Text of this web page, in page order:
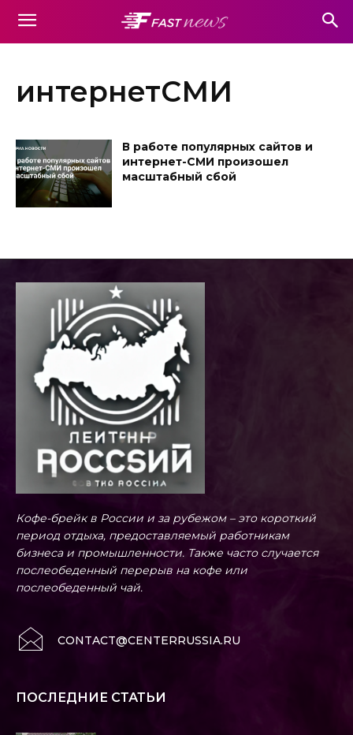
интернетСМИ
В работе популярных сайтов и
интернет-СМИ произошел
масштабный сбой
Кофе-брейк в России и за рубежом – это короткий
период отдыха, предоставляемый работникам
бизнеса и промышленности. Также часто случается
послеобеденный перерыв на кофе или
послеобеденный чай.
CONTACT@CENTERRUSSIA.RU
ПОСЛЕДНИЕ СТАТЬИ